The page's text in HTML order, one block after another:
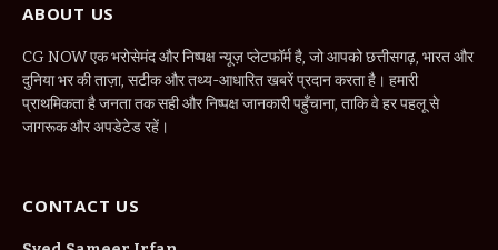
ABOUT US
CG NOW एक भरोसेमंद और निष्पक्ष न्यूज़ प्लेटफॉर्म है, जो आपको छत्तीसगढ़, भारत और
दुनिया भर की ताज़ा, सटीक और तथ्य-आधारित खबरें प्रदान करता है। हमारी
प्राथमिकता है जनता तक सही और निष्पक्ष जानकारी पहुँचाना, ताकि वे हर पहलू से
जागरूक और अपडेटेड रहें।
CONTACT US